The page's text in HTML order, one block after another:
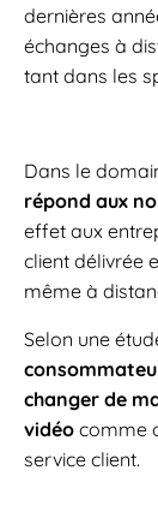
dernières
échanges à
tant dans les
Dans le
répond aux
effet aux
client délivrée
même à
Selon une
changer de
vidéo comme
service client.